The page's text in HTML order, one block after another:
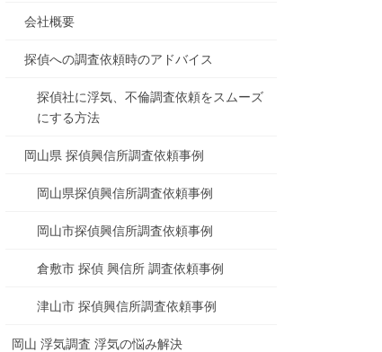
会社概要
探偵への調査依頼時のアドバイス
探偵社に浮気、不倫調査依頼をスムーズ
にする方法
岡山県 探偵興信所調査依頼事例
岡山県探偵興信所調査依頼事例
岡山市探偵興信所調査依頼事例
倉敷市 探偵 興信所 調査依頼事例
津山市 探偵興信所調査依頼事例
岡山 浮気調査 浮気の悩み解決